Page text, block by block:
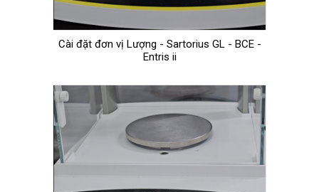
Cài đặt đơn vị Lượng - Sartorius GL - BCE -
Entris ii